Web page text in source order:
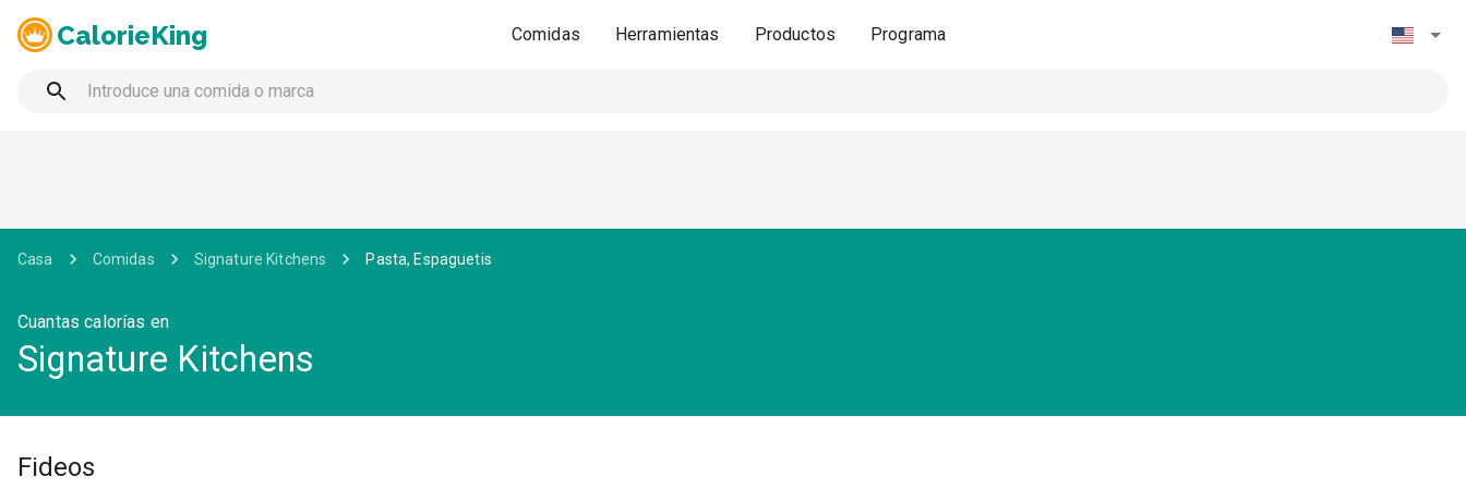
CalorieKing Comidas Herramientas Productos Programa
Casa Comidas Signature Kitchens Pasta, Espaguetis
Cuantas calorías en
Signature Kitchens
Fideos